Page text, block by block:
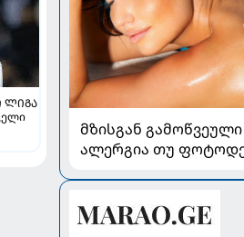
ᲚᲘᲒᲐ
მზისგან
ალერგია თუ